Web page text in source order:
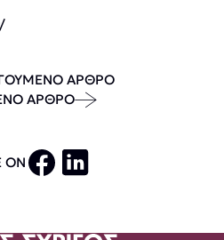
ΑΡΘΡΟ
ON
ΑΡΘΡΟ